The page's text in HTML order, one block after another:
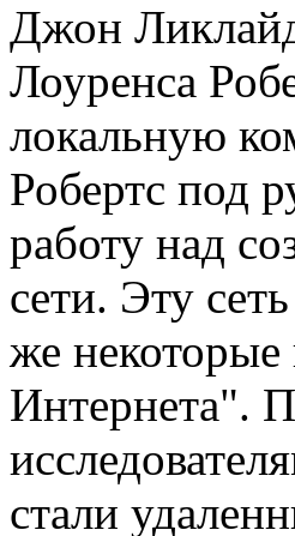
Джон
Лоуренса
локальную
Робертс под
работу над
сети. Эту
же
Интернета".
стали